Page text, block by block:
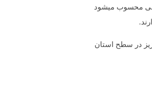
محسوب میشود
در سطح استان